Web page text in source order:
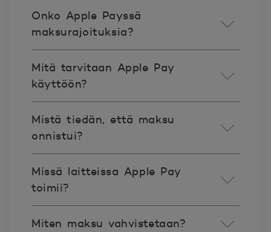
Onko Apple Payssä
maksurajoituksia?
Mitä tarvitaan Apple Pay
käyttöön?
Mistä tiedän, että maksu
onnistui?
Missä laitteissa Apple Pay
toimii?
Miten maksu vahvistetaan?